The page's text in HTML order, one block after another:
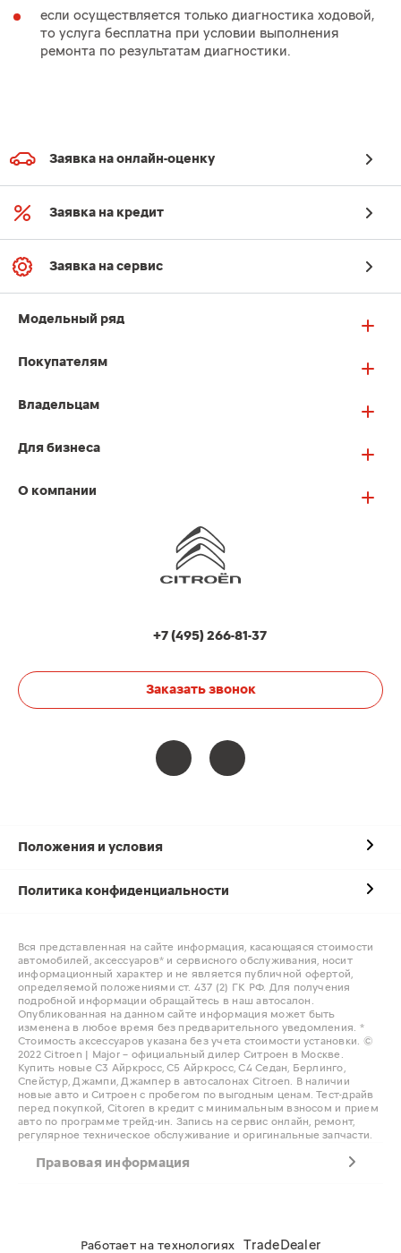
если осуществляется только диагностика ходовой,
то услуга бесплатна при условии выполнения
ремонта по результатам диагностики.
Заявка на онлайн-оценку
Заявка на кредит
Заявка на сервис
Модельный ряд
Покупателям
Владельцам
Для бизнеса
О компании
+7 (495) 266-81-37
Заказать звонок
Положения и условия
Политика конфиденциальности
Вся представленная на сайте информация, касающаяся стоимости
автомобилей, аксессуаров* и сервисного обслуживания, носит
информационный характер и не является публичной офертой,
определяемой положениями ст. 437 (2) ГК РФ. Для получения
подробной информации обращайтесь в наш автосалон.
Опубликованная на данном сайте информация может быть
изменена в любое время без предварительного уведомления. *
Стоимость аксессуаров указана без учета стоимости установки. ©
2022 Citroen | Major – официальный дилер Ситроен в Москве.
Купить новые С3 Айркросс, С5 Айркросс, С4 Седан, Берлинго,
Спейстур, Джампи, Джампер в автосалонах Citroen. В наличии
новые авто и Ситроен с пробегом по выгодным ценам. Тест-драйв
перед покупкой, Citoren в кредит с минимальным взносом и прием
авто по программе трейд-ин. Запись на сервис онлайн, ремонт,
регулярное техническое обслуживание и оригинальные запчасти.
Правовая информация
Работает на технологиях TradeDealer